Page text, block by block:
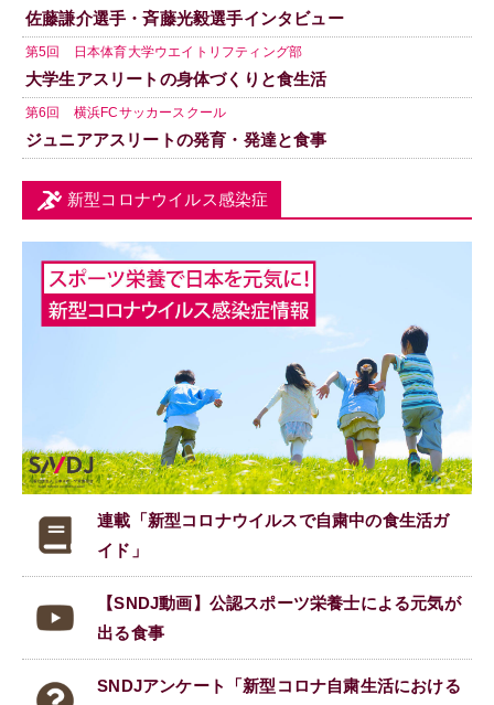
佐藤謙介選手・斉藤光毅選手インタビュー
第5回 日本体育大学ウエイトリフティング部
大学生アスリートの身体づくりと食生活
第6回 横浜FCサッカースクール
ジュニアアスリートの発育・発達と食事
新型コロナウイルス感染症
連載「新型コロナウイルスで自粛中の食生活ガ
イド」
【SNDJ動画】公認スポーツ栄養士による元気が
出る食事
SNDJアンケート「新型コロナ自粛生活における